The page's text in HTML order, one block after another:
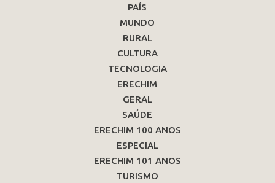
PAÍS
MUNDO
RURAL
CULTURA
TECNOLOGIA
ERECHIM
GERAL
SAÚDE
ERECHIM 100 ANOS
ESPECIAL
ERECHIM 101 ANOS
TURISMO